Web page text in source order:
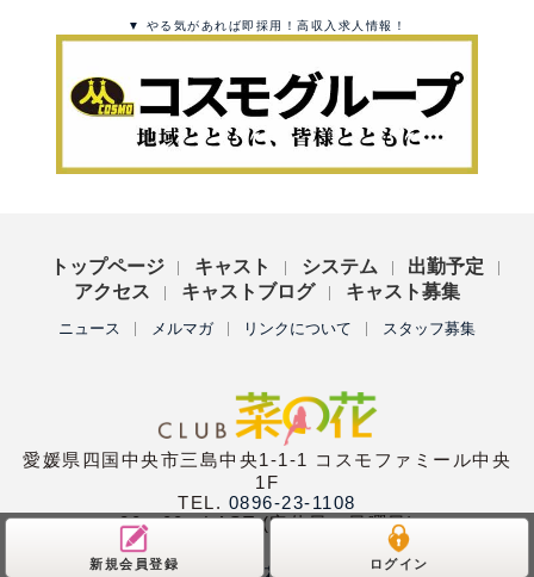
▼ やる気があれば即採用！高収入求人情報！
トップページ キャスト システム
出勤予定
アクセス
キャストブログ キャスト募集
ニュース メルマガ リンクについて スタッフ募集
愛媛県四国中央市三島中央1-1-1 コスモファミール中央
1F
TEL. 0896-23-1108
20：00〜LAST (定休日：日曜日)
新規会員登録 ログイン